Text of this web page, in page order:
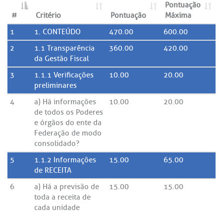
# Critério Pontuação
Pontuação
Máxima
1
1. CONTEÚDO 470.00
600.00
2
1.1 Transparência
da Gestão Fiscal
360.00 420.00
3
1.1.1 Verificações
preliminares
10.00 20.00
4
a) Há informações
de todos os Poderes
e órgãos do ente da
Federação de modo
consolidado?
10.00 20.00
5
1.1.2 Informações
de RECEITA
15.00 65.00
6
a) Há a previsão de
toda a receita de
cada unidade
15.00 15.00